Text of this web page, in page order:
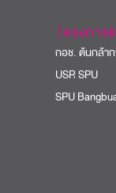
โครงกา
กอช. ต้นกล้าก
USR SPU
SPU